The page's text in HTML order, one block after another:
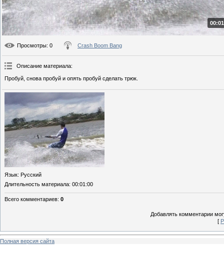
Просмотры: 0 Crash Boom Bang
Описание материала:
Пробуй, снова пробуй и опять пробуй сделать трюк.
Язык: Русский
Длительность материала: 00:01:00
Всего комментариев: 0
Добавлять комментарии
[
Полная версия сайта